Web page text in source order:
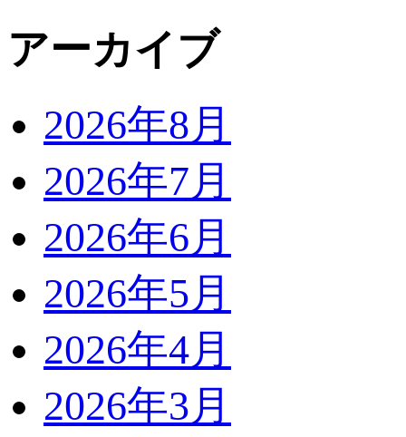
アーカイブ
2026年8月
2026年7月
2026年6月
2026年5月
2026年4月
2026年3月